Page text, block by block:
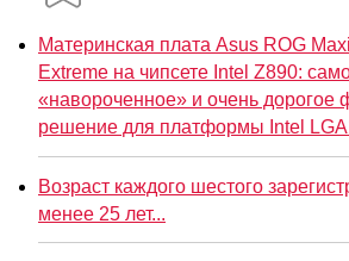
Материнская плата Asus ROG
Extreme на чипсете Intel Z890:
«навороченное» и очень дорогое
решение для платформы Intel
Возраст каждого шестого
менее 25 лет...